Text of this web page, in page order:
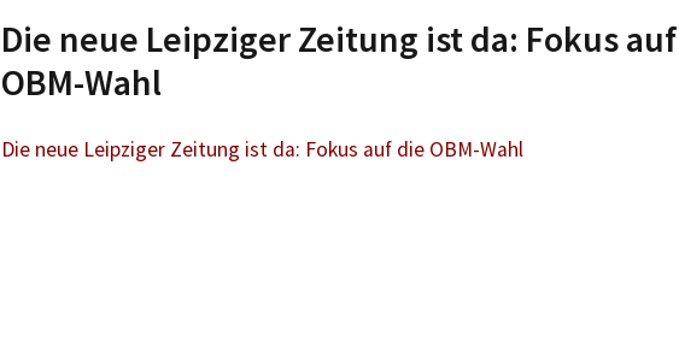
Die neue Leipziger Zeitung ist da: Fokus
OBM-Wahl
Die neue Leipziger Zeitung ist da: Fokus auf die OBM-Wahl